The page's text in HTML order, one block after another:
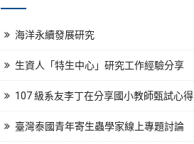
海洋永續發展研究
生資人「特生中心」研究工作經驗分享
107 級系友李丁在分享國小教師甄試心得
臺灣泰國青年寄生蟲學家線上專題討論